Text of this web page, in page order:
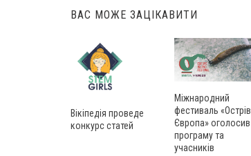
ВАС МОЖЕ ЗАЦІКАВИТИ
Вікіпедія проведе
конкурс статей
Міжнародний
фестиваль «Острів
Європа» оголосив
програму та
учасників